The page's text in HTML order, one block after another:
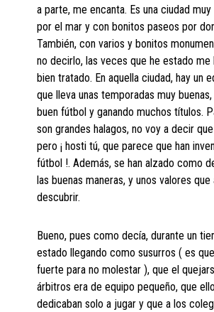
a parte, me encanta. Es una ciudad
por el mar y con bonitos paseos por
También, con varios y bonitos
no decirlo, las veces que he estado me
bien tratado. En aquella ciudad, hay un
que lleva unas temporadas muy
buen fútbol y ganando muchos títulos.
son grandes halagos, no voy a decir
pero ¡ hosti tú, que parece que han
fútbol !. Además, se han alzado como
las buenas maneras, y unos valores
descubrir.
Bueno, pues como decía, durante un
estado llegando como susurros ( es
fuerte para no molestar ), que el
árbitros era de equipo pequeño, que
dedicaban solo a jugar y que a los